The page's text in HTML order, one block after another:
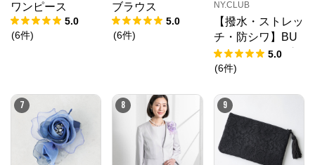
ワンピース
5.0
(6件)
ブラウス
5.0
(6件)
NY.CLUB
【撥水・ストレッ
チ・防シワ】BU
NGY CLOTH グ
レンチェック ジ
アップ対応)
5.0
(6件)
7 8 9